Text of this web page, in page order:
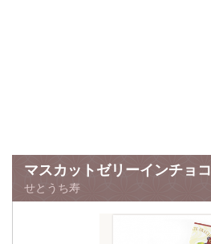
マスカットゼリーインチョコ
せとうち寿